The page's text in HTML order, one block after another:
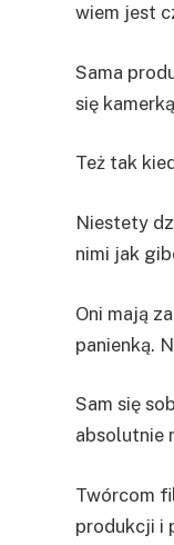
wiem jest
Sama
się
Też tak
Niestety
nimi jak
Oni mają
panienką.
Sam się
absolutnie
Twórcom
produkcji i